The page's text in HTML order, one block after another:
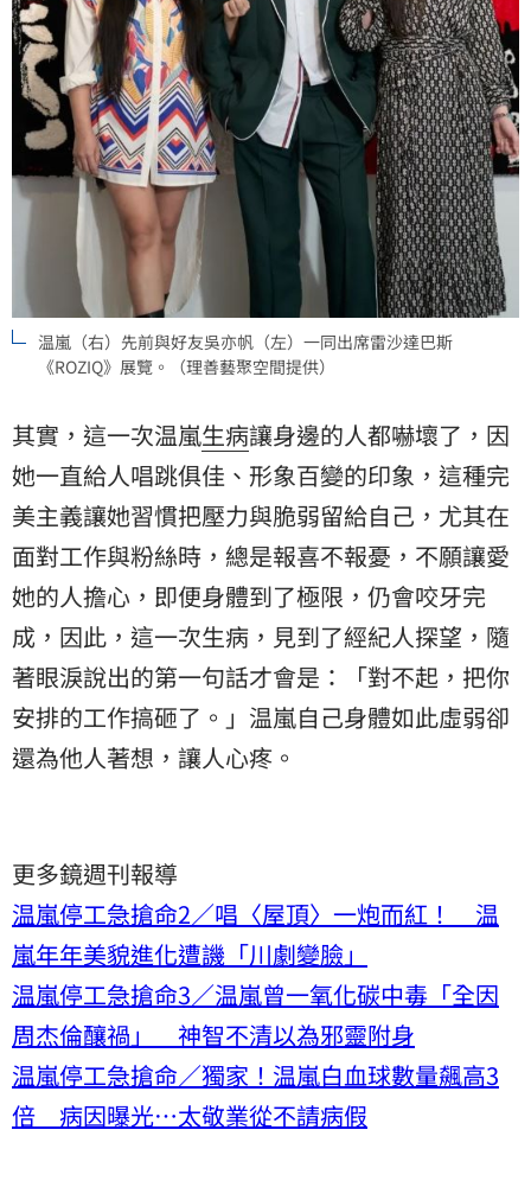
温嵐（右）先前與好友吳亦帆（左）一同出席雷沙達巴斯
《ROZIQ》展覽。（理善藝聚空間提供）
其實，這一次温嵐生病讓身邊的人都嚇壞了，因
她一直給人唱跳俱佳、形象百變的印象，這種完
美主義讓她習慣把壓力與脆弱留給自己，尤其在
面對工作與粉絲時，總是報喜不報憂，不願讓愛
她的人擔心，即便身體到了極限，仍會咬牙完
成，因此，這一次生病，見到了經紀人探望，隨
著眼淚說出的第一句話才會是：「對不起，把你
安排的工作搞砸了。」温嵐自己身體如此虛弱卻
還為他人著想，讓人心疼。
更多鏡週刊報導
温嵐停工急搶命2／唱〈屋頂〉一炮而紅！ 温
嵐年年美貌進化遭譏「川劇變臉」
温嵐停工急搶命3／温嵐曾一氧化碳中毒「全因
周杰倫釀禍」 神智不清以為邪靈附身
温嵐停工急搶命／獨家！温嵐白血球數量飆高3
倍 病因曝光…太敬業從不請病假